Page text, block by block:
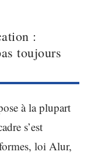
:
toujours
à la plupart
s’est
loi Alur,